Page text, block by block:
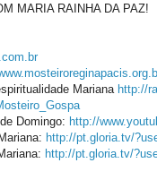
MARIA RAINHA DA PAZ!
Mariana http://
Domingo: http://
http://pt.gloria.tv/
http://pt.gloria.tv/